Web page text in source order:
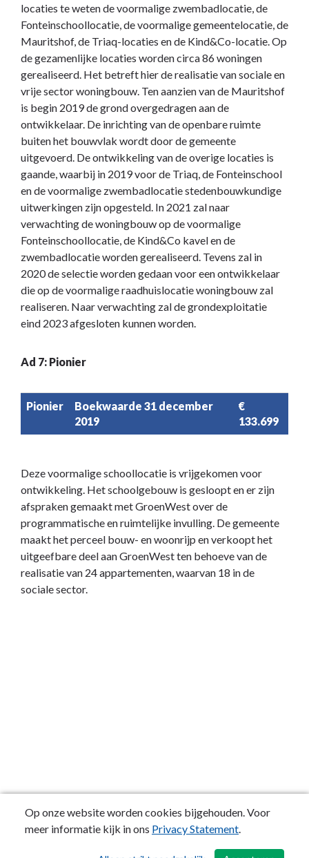
locaties te weten de voormalige zwembadlocatie, de
Fonteinschoollocatie, de voormalige gemeentelocatie, de
Mauritshof, de Triaq-locaties en de Kind&Co-locatie. Op
de gezamenlijke locaties worden circa 86 woningen
gerealiseerd. Het betreft hier de realisatie van sociale en
vrije sector woningbouw. Ten aanzien van de Mauritshof
is begin 2019 de grond overgedragen aan de
ontwikkelaar. De inrichting van de openbare ruimte
buiten het bouwvlak wordt door de gemeente
uitgevoerd. De ontwikkeling van de overige locaties is
gaande, waarbij in 2019 voor de Triaq, de Fonteinschool
en de voormalige zwembadlocatie stedenbouwkundige
uitwerkingen zijn opgesteld. In 2021 zal naar
verwachting de woningbouw op de voormalige
Fonteinschoollocatie, de Kind&Co kavel en de
zwembadlocatie worden gerealiseerd. Tevens zal in
2020 de selectie worden gedaan voor een ontwikkelaar
die op de voormalige raadhuislocatie woningbouw zal
realiseren. Naar verwachting zal de grondexploitatie
eind 2023 afgesloten kunnen worden.
Ad 7: Pionier
Pionier
Boekwaarde 31 december
2019
€
133.699
Deze voormalige schoollocatie is vrijgekomen voor
ontwikkeling. Het schoolgebouw is gesloopt en er zijn
afspraken gemaakt met GroenWest over de
programmatische en ruimtelijke invulling. De gemeente
maakt het perceel bouw- en woonrijp en verkoopt het
uitgeefbare deel aan GroenWest ten behoeve van de
realisatie van 24 appartementen, waarvan 18 in de
sociale sector.
Op onze website worden cookies bijgehouden. Voor
meer informatie kijk in ons Privacy Statement.